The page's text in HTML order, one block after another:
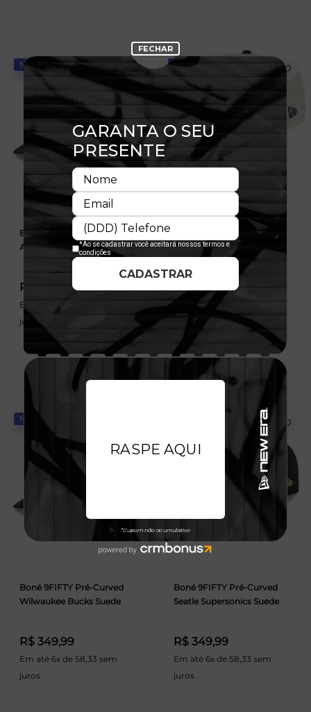
NOVIDADE
Boné 9FIFTY Pré-Curved
Atlanta Hawks Suede
R$ 349,99
Em até 6x de 58,33 sem
juros
NOVIDADE
Boné 59FIFTY Boston Red
Sox MLB
R$ 299,99
Em até 6x de 50,00 sem
juros
NOVIDADE
Boné 9FIFTY Pré-Curved
Wilwaukee Bucks Suede
R$ 349,99
Em até 6x de 58,33 sem
juros
Boné 9FIFTY Pré-Curved
Seatle Supersonics Suede
R$ 349,99
Em até 6x de 58,33 sem
juros